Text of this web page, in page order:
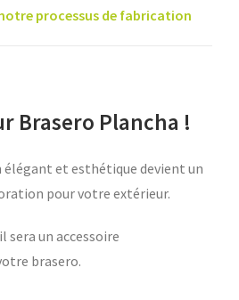
processus de fabrication
Brasero Plancha !
élégant et esthétique devient un
pour votre extérieur.
sera un accessoire
brasero.